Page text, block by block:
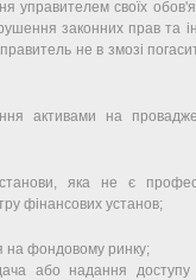
своїх
законних прав та
не в змозі
активами на
яка не є
фінансових установ;
на фондовому ринку;
або надання доступу